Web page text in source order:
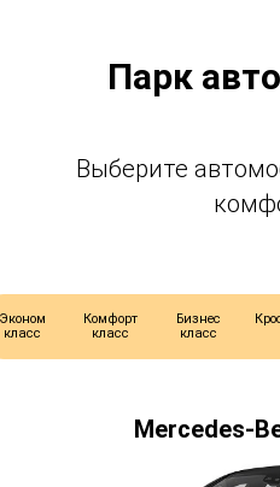
Парк
Выберите
класс
Комфорт
класс
Бизнес
класс
Mercedes-